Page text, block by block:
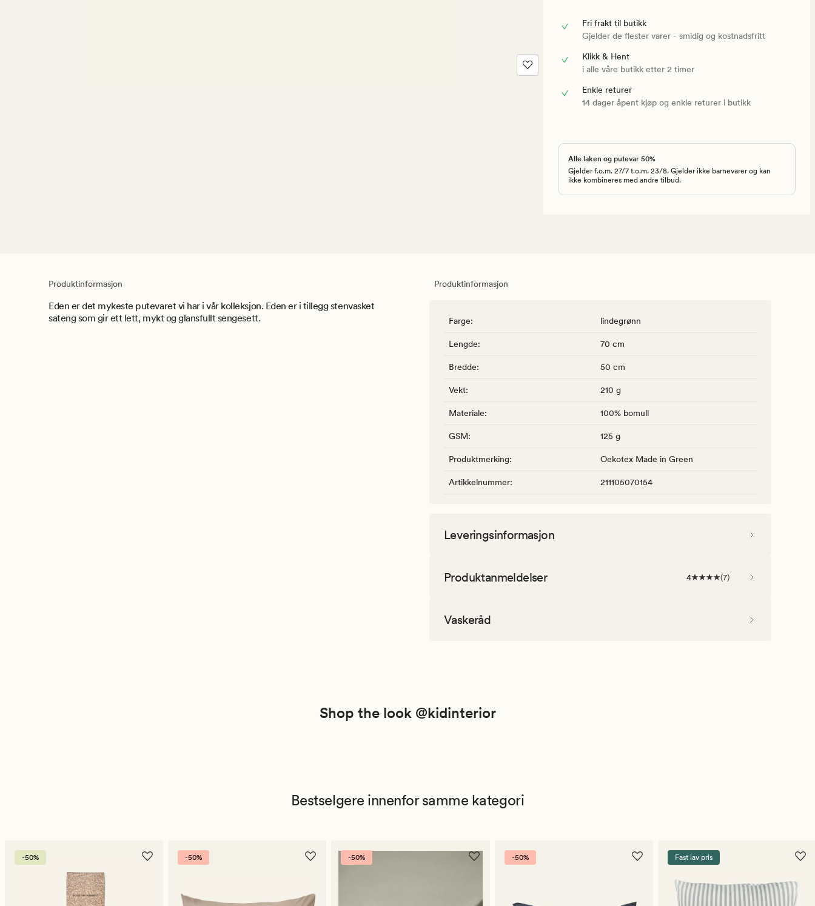
Fri frakt til butikk
Gjelder de flester varer - smidig og kostnadsfritt
Klikk & Hent
i alle våre butikk etter 2 timer
Enkle returer
14 dager åpent kjøp og enkle returer i butikk
Alle laken og putevar 50%
Gjelder f.o.m. 27/7 t.o.m. 23/8. Gjelder ikke barnevarer og kan
ikke kombineres med andre tilbud.
Produktinformasjon
Eden er det mykeste putevaret vi har i vår kolleksjon. Eden er i tillegg stenvasket
sateng som gir ett lett, mykt og glansfullt sengesett.
Produktinformasjon
Farge: lindegrønn
Lengde: 70 cm
Bredde: 50 cm
Vekt: 210 g
Materiale: 100% bomull
GSM: 125 g
Produktmerking: Oekotex Made in Green
Artikkelnummer: 211105070154
Leveringsinformasjon
Produktanmeldelser 4 (7)
Vaskeråd
Shop the look @kidinterior
Bestselgere innenfor samme kategori
-50% -50% -50% -50% Fast lav pris